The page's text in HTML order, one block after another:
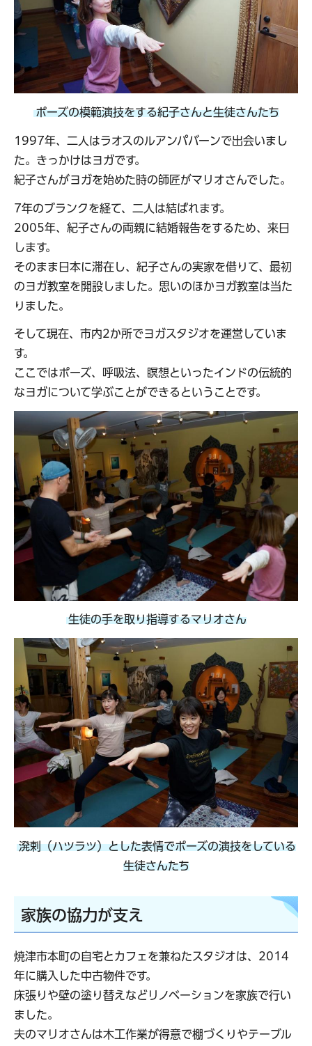
ポーズの模範演技をする紀子さんと生徒さんたち
1997年、二人はラオスのルアンパバーンで出会いまし
た。きっかけはヨガです。
紀子さんがヨガを始めた時の師匠がマリオさんでした。
7年のブランクを経て、二人は結ばれます。
2005年、紀子さんの両親に結婚報告をするため、来日
します。
そのまま日本に滞在し、紀子さんの実家を借りて、最初
のヨガ教室を開設しました。思いのほかヨガ教室は当た
りました。
そして現在、市内2か所でヨガスタジオを運営していま
す。
ここではポーズ、呼吸法、瞑想といったインドの伝統的
なヨガについて学ぶことができるということです。
生徒の手を取り指導するマリオさん
溌剌（ハツラツ）とした表情でポーズの演技をしている
生徒さんたち
家族の協力が支え
焼津市本町の自宅とカフェを兼ねたスタジオは、2014
年に購入した中古物件です。
床張りや壁の塗り替えなどリノベーションを家族で行い
ました。
夫のマリオさんは木工作業が得意で棚づくりやテーブル